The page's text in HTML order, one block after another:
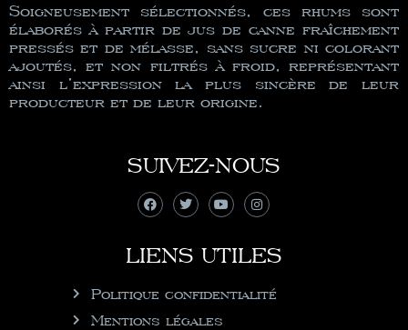
Soigneusement sélectionnés, ces rhums sont
élaborés à partir de jus de canne fraîchement
pressés et de mélasse, sans sucre ni colorant
ajoutés, et non filtrés à froid, représentant
ainsi l’expression la plus sincère de leur
producteur et de leur origine.
SUIVEZ-NOUS
LIENS UTILES
Politique confidentialité
Mentions légales